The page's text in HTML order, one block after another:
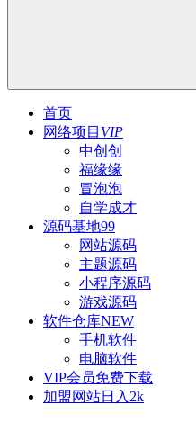
首页
网络项目 VIP
中创创
福缘缘
冒泡泡
自学成才
源码基地99
网站源码
主题源码
小程序源码
游戏源码
软件仓库NEW
手机软件
电脑软件
VIP会员免费下载
加盟网站日入2k